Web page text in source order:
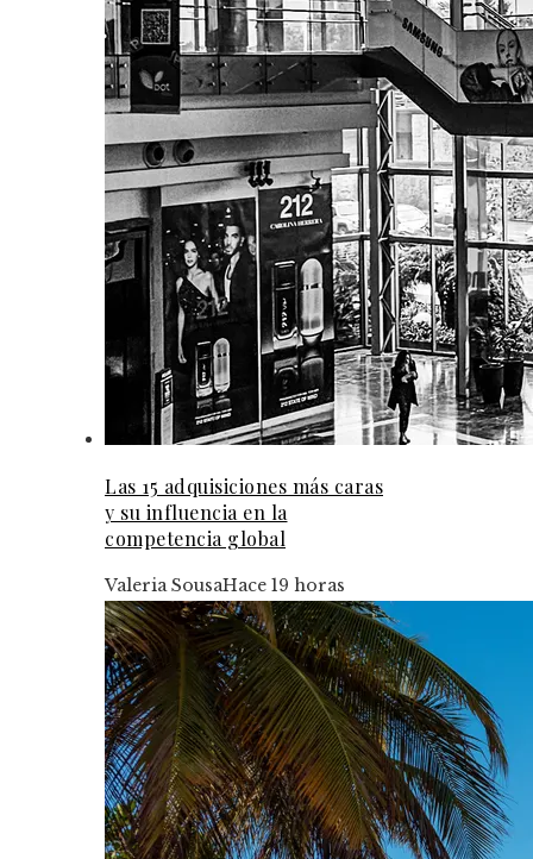
Las 15 adquisiciones más caras
y su influencia en la
competencia global
Valeria SousaHace 19 horas